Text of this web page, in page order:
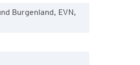
Burgenland, EVN,